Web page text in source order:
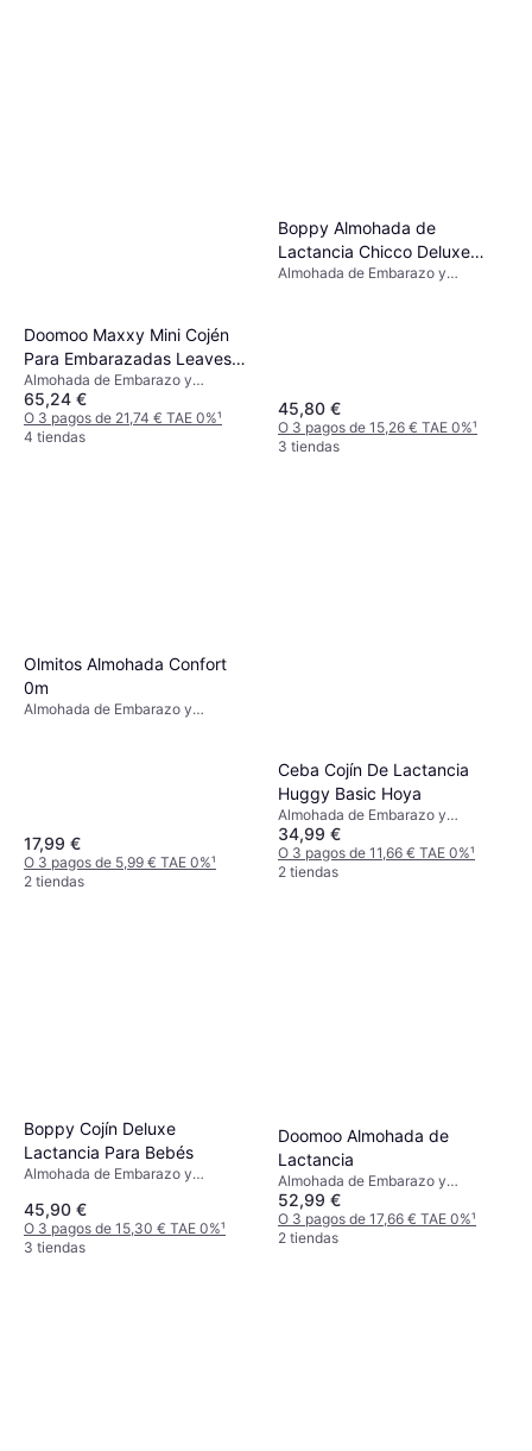
Doomoo Maxxy Mini Cojén
Para Embarazadas Leaves
Green
Almohada de Embarazo y
Lactancia, Verde, Material:
Algodón
65,24 €
O 3 pagos de 21,74 € TAE 0%¹
4 tiendas
Boppy Almohada de
Lactancia Chicco Deluxe
Peaceful Jungle
Almohada de Embarazo y
45,80 €
O 3 pagos de 15,26 € TAE 0%¹
3 tiendas
Olmitos Almohada Confort
0m
Almohada de Embarazo y
17,99 €
O 3 pagos de 5,99 € TAE 0%¹
2 tiendas
Ceba Cojín De Lactancia
Huggy Basic Hoya
Almohada de Embarazo y
Lactancia, Beige
34,99 €
O 3 pagos de 11,66 € TAE 0%¹
2 tiendas
Boppy Cojín Deluxe
Lactancia Para Bebés
Almohada de Embarazo y
45,90 €
O 3 pagos de 15,30 € TAE 0%¹
3 tiendas
Doomoo Almohada de
Lactancia
Almohada de Embarazo y
Lactancia, Verde, Material:
Algodón
52,99 €
O 3 pagos de 17,66 € TAE 0%¹
2 tiendas